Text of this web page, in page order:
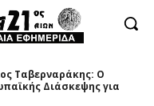
Ταβερναράκης: Ο
Διάσκεψης για